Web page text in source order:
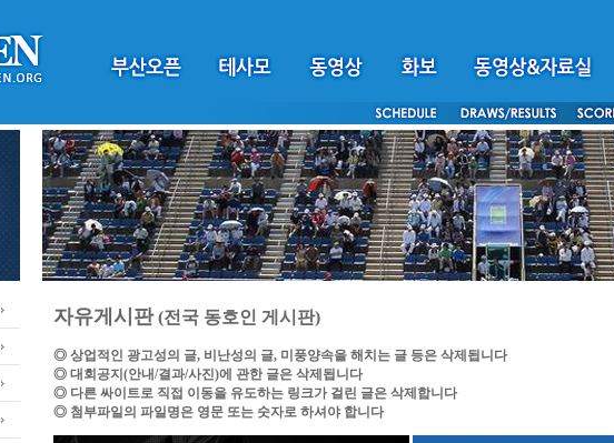
자유게시판(전국 동호인 게시판)
◎ 상업적인 광고성의 글, 비난성의 글, 미풍양속을 해치는 글 등은 삭제됩니다
◎ 대회공지(안내/결과/사진)에 관한 글은 삭제됩니다
◎ 다른 싸이트로 직접 이동을 유도하는 링크가 걸린 글은 삭제합니다
◎ 첨부파일의 파일명은 영문 또는 숫자로 하셔야 합니다